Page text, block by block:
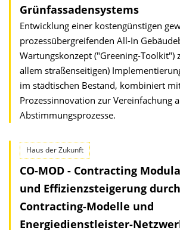
Grünfassadensystems
Entwicklung einer kostengünstigen
prozessübergreifenden All-In
Wartungskonzept ("Greening-Toolkit")
allem straßenseitigen)
im städtischen Bestand, kombiniert
Prozessinnovation zur Vereinfachung
Abstimmungsprozesse.
Haus der Zukunft
CO-MOD - Contracting
und Effizienzsteigerung
Contracting-Modelle und
Energiedienstleister-